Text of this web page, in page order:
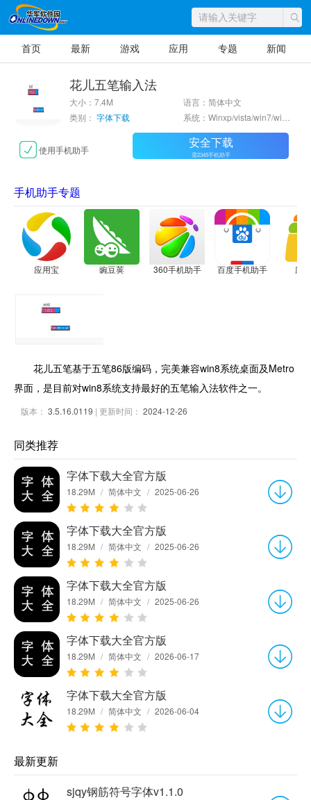
首页 最新 游戏 应用 专题 新闻
花儿五笔输入法
大小：7.4M
语言：简体中文
类别： 字体下载
使用手机助手 安全下载
需2345手机助手
手机助手专题
应用宝 豌豆荚 360手机助手 百度手机助手 应
花儿五笔基于五笔86版编码，完美兼容win8系统桌面及Metro
界面，是目前对win8系统支持最好的五笔输入法软件之一。
版本： 3.5.16.0119 | 更新时间： 2024-12-26
同类推荐
字体下载大全官方版
18.29M / 简体中文 / 2025-06-26
字体下载大全官方版
18.29M / 简体中文 / 2025-06-26
字体下载大全官方版
18.29M / 简体中文 / 2025-06-26
字体下载大全官方版
18.29M / 简体中文 / 2026-06-17
字体下载大全官方版
18.29M / 简体中文 / 2026-06-04
最新更新
sjqy钢筋符号字体v1.1.0